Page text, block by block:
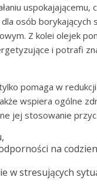
uspokajającemu,
osób borykających
Z kolei olejek
i potrafi
pomaga w
wspiera ogólne
jej stosowanie
na
w stresujących